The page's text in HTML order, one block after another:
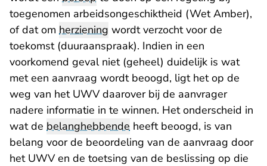
toegenomen arbeidsongeschiktheid (Wet Amber),
of dat om herziening wordt verzocht voor de
toekomst (duuraanspraak). Indien in een
voorkomend geval niet (geheel) duidelijk is wat
met een aanvraag wordt beoogd, ligt het op de
weg van het UWV daarover bij de aanvrager
nadere informatie in te winnen. Het onderscheid in
wat de belanghebbende heeft beoogd, is van
belang voor de beoordeling van de aanvraag door
het UWV en de toetsing van de beslissing op die